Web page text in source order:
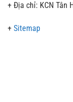
+ Địa chỉ: KCN Tân
+ Sitemap